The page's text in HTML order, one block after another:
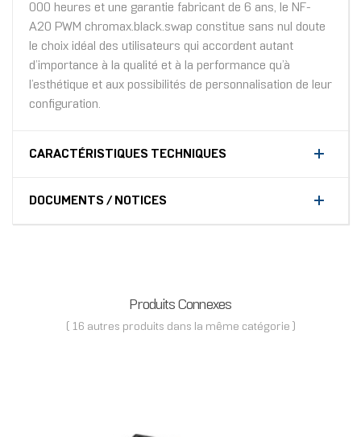
000 heures et une garantie fabricant de 6 ans, le NF-
A20 PWM chromax.black.swap constitue sans nul doute
le choix idéal des utilisateurs qui accordent autant
d’importance à la qualité et à la performance qu’à
l’esthétique et aux possibilités de personnalisation de leur
configuration.
CARACTÉRISTIQUES TECHNIQUES
DOCUMENTS / NOTICES
Produits Connexes
( 16 autres produits dans la même catégorie )